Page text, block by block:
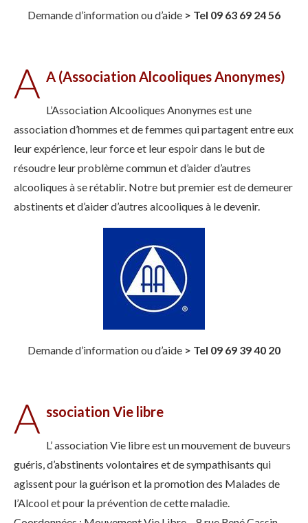
Demande d’information ou d’aide > Tel 09 63 69 24 56
A A (Association Alcooliques Anonymes)
L’Association Alcooliques Anonymes est une
association d’hommes et de femmes qui partagent entre eux
leur expérience, leur force et leur espoir dans le but de
résoudre leur problème commun et d’aider d’autres
alcooliques à se rétablir. Notre but premier est de demeurer
abstinents et d’aider d’autres alcooliques à le devenir.
Demande d’information ou d’aide > Tel 09 69 39 40 20
A ssociation Vie libre
L’ association Vie libre est un mouvement de buveurs
guéris, d’abstinents volontaires et de sympathisants qui
agissent pour la guérison et la promotion des Malades de
l’Alcool et pour la prévention de cette maladie.